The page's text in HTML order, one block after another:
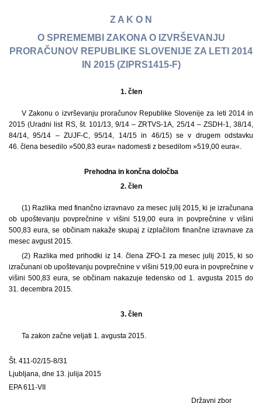
Z A K O N
O SPREMEMBI ZAKONA O IZVRŠEVANJU
PRORAČUNOV REPUBLIKE SLOVENIJE ZA LETI 2014
IN 2015 (ZIPRS1415-F)
1. člen
V Zakonu o izvrševanju proračunov Republike Slovenije za leti 2014 in
2015 (Uradni list RS, št. 101/13, 9/14 – ZRTVS-1A, 25/14 – ZSDH-1, 38/14,
84/14, 95/14 – ZUJF-C, 95/14, 14/15 in 46/15) se v drugem odstavku
46. člena besedilo »500,83 eura« nadomesti z besedilom »519,00 eura«.
Prehodna in končna določba
2. člen
(1) Razlika med finančno izravnavo za mesec julij 2015, ki je izračunana
ob upoštevanju povprečnine v višini 519,00 eura in povprečnine v višini
500,83 eura, se občinam nakaže skupaj z izplačilom finančne izravnave za
mesec avgust 2015.
(2) Razlika med prihodki iz 14. člena ZFO-1 za mesec julij 2015, ki so
izračunani ob upoštevanju povprečnine v višini 519,00 eura in povprečnine v
višini 500,83 eura, se občinam nakazuje tedensko od 1. avgusta 2015 do
31. decembra 2015.
3. člen
Ta zakon začne veljati 1. avgusta 2015.
Št. 411-02/15-8/31
Ljubljana, dne 13. julija 2015
EPA 611-VII
Državni zbor